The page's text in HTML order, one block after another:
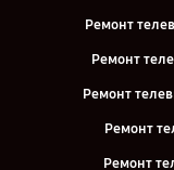
Ремонт
Ремонт
Ремонт
Ремонт
Ремонт